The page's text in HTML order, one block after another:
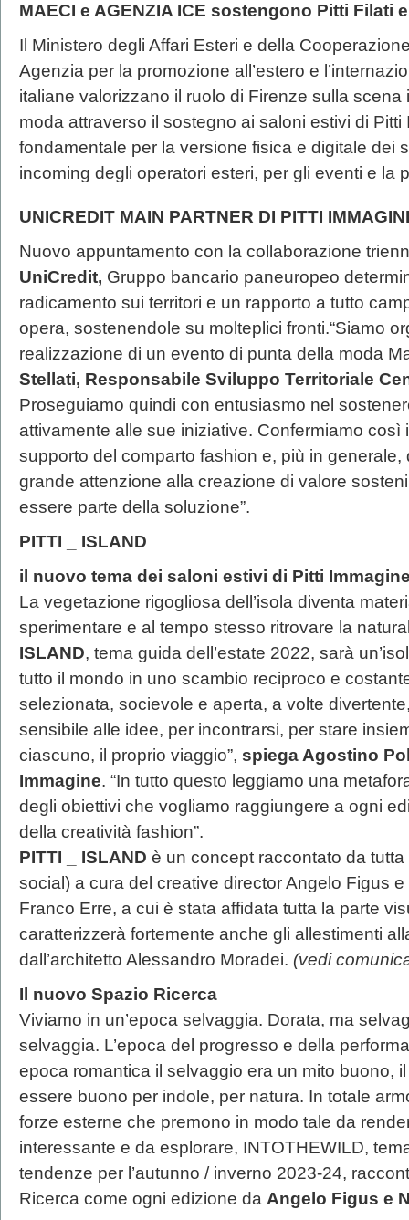
MAECI e AGENZIA ICE sostengono Pitti Filati
Il Ministero degli Affari Esteri e della
Agenzia per la promozione all’estero e
italiane valorizzano il ruolo di Firenze sulla
moda attraverso il sostegno ai saloni estivi di
fondamentale per la versione fisica e digitale dei
incoming degli operatori esteri, per gli eventi e la
UNICREDIT MAIN PARTNER DI PITTI
Nuovo appuntamento con la collaborazione
UniCredit, Gruppo bancario paneuropeo
radicamento sui territori e un rapporto a tutto
opera, sostenendole su molteplici fronti.“Siamo
realizzazione di un evento di punta della moda
Stellati, Responsabile Sviluppo Territoriale
Proseguiamo quindi con entusiasmo nel
attivamente alle sue iniziative. Confermiamo
supporto del comparto fashion e, più in generale,
grande attenzione alla creazione di valore
essere parte della soluzione”.
PITTI _ ISLAND
il nuovo tema dei saloni estivi di Pitti
La vegetazione rigogliosa dell’isola diventa
sperimentare e al tempo stesso ritrovare la
ISLAND, tema guida dell’estate 2022, sarà
tutto il mondo in uno scambio reciproco e
selezionata, socievole e aperta, a volte
sensibile alle idee, per incontrarsi, per stare
ciascuno, il proprio viaggio”, spiega Agostino
Immagine. “In tutto questo leggiamo una
degli obiettivi che vogliamo raggiungere a ogni
della creatività fashion”.
PITTI _ ISLAND è un concept raccontato da
social) a cura del creative director Angelo Figus
Franco Erre, a cui è stata affidata tutta la parte
caratterizzerà fortemente anche gli allestimenti
dall’architetto Alessandro Moradei. (vedi
Il nuovo Spazio Ricerca
Viviamo in un’epoca selvaggia. Dorata, ma
selvaggia. L’epoca del progresso e della
epoca romantica il selvaggio era un mito buono,
essere buono per indole, per natura. In totale
forze esterne che premono in modo tale da
interessante e da esplorare, INTOTHEWILD,
tendenze per l’autunno / inverno 2023-24,
Ricerca come ogni edizione da Angelo Figus e